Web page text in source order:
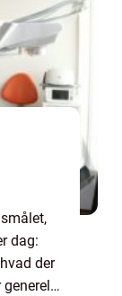
dag:
der
generelt